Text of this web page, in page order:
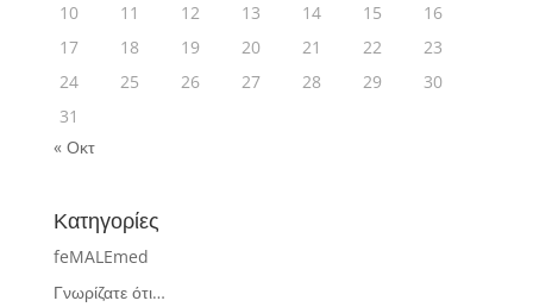
10
11 12 13 14 15
16
17
18 19 20 21 22
23
24
25 26 27 28 29
30
31
« Οκτ
Κατηγορίες
feMALEmed
Γνωρίζατε ότι…